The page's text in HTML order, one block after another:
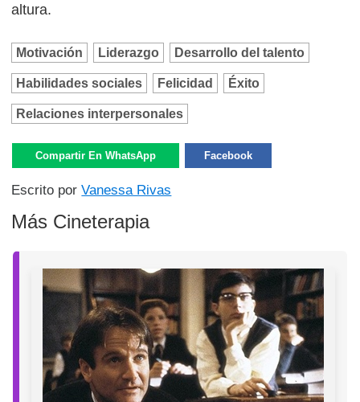
altura.
Motivación Liderazgo Desarrollo del talento
Habilidades sociales Felicidad Éxito
Relaciones interpersonales
Compartir En WhatsApp Facebook
Escrito porVanessa Rivas
Más Cineterapia